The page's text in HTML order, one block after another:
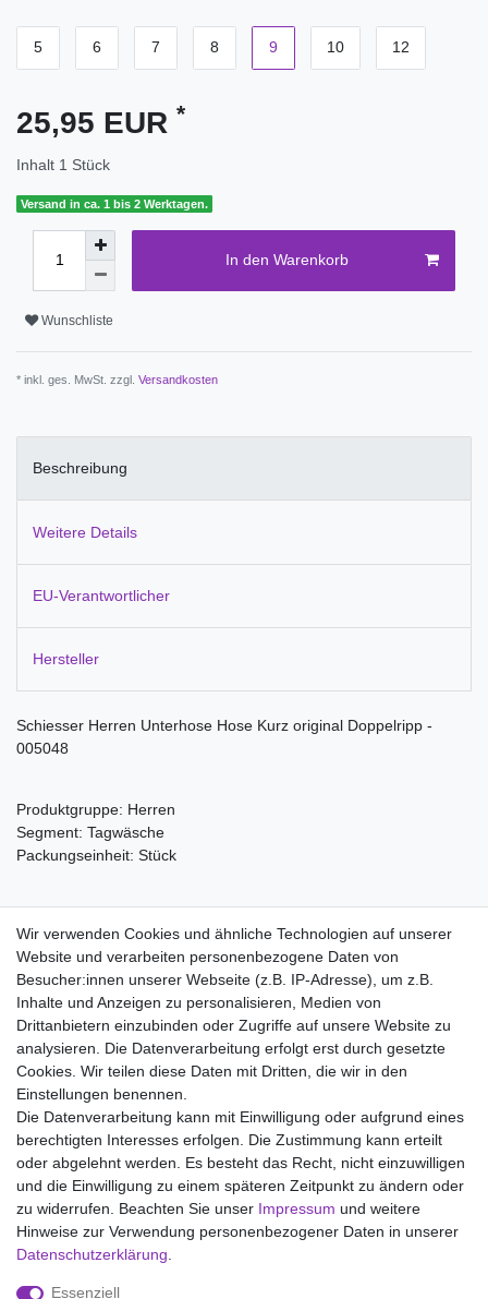
5 6 7 8 9 10 12
25,95 EUR *
Inhalt 1 Stück
Versand in ca. 1 bis 2 Werktagen.
In den Warenkorb
Wunschliste
* inkl. ges. MwSt. zzgl. Versandkosten
Beschreibung
Weitere Details
EU-Verantwortlicher
Hersteller
Schiesser Herren Unterhose Hose Kurz original Doppelripp -
005048
Produktgruppe: Herren
Segment: Tagwäsche
Packungseinheit: Stück
100% Baumwolle
Wir liefern mit DHL (auch Samstags)
Kostenloser Versand
14 Tage Rückgaberecht
Impressum Daten­schutz­erklärung AGB
Wir verwenden Cookies und ähnliche Technologien auf unserer
Website und verarbeiten personenbezogene Daten von
Besucher:innen unserer Webseite (z.B. IP-Adresse), um z.B.
Inhalte und Anzeigen zu personalisieren, Medien von
Drittanbietern einzubinden oder Zugriffe auf unsere Website zu
analysieren. Die Datenverarbeitung erfolgt erst durch gesetzte
Cookies. Wir teilen diese Daten mit Dritten, die wir in den
Einstellungen benennen.
Die Datenverarbeitung kann mit Einwilligung oder aufgrund eines
berechtigten Interesses erfolgen. Die Zustimmung kann erteilt
oder abgelehnt werden. Es besteht das Recht, nicht einzuwilligen
und die Einwilligung zu einem späteren Zeitpunkt zu ändern oder
zu widerrufen. Beachten Sie unser Impressum und weitere
Hinweise zur Verwendung personenbezogener Daten in unserer
Daten­schutz­erklärung
Essenziell